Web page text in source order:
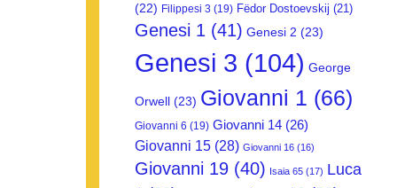
(22) Filippesi 3 (19) Fëdor Dostoevskij (21)
Genesi 1 (41) Genesi 2 (23)
Genesi 3 (104) George
Orwell (23) Giovanni 1 (66)
Giovanni 6 (19) Giovanni 14 (26)
Giovanni 15 (28) Giovanni 16 (16)
Giovanni 19 (40) Isaia 65 (17) Luca